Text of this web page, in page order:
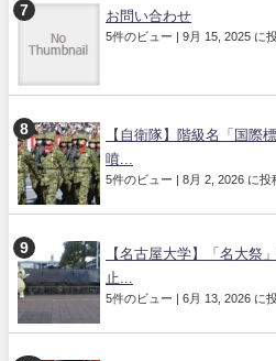
お問い合わせ
5件のビュー | 9月 15, 2025 に
【自衛隊】階級名「国
噴...
5件のビュー | 8月 2, 2026 に投
【名古屋大学】「名大祭
止...
5件のビュー | 6月 13, 2026 に